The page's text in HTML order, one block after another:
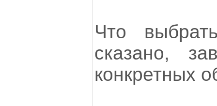
Что
сказано,
конкретных